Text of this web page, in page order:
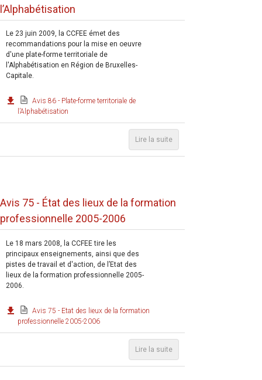
l’Alphabétisation
Le 23 juin 2009, la CCFEE émet des
recommandations pour la mise en oeuvre
d'une plate-forme territoriale de
l'Alphabétisation en Région de Bruxelles-
Capitale.
Avis 86 - Plate-forme territoriale de
l’Alphabétisation
Lire la suite
Avis 75 - État des lieux de la formation
professionnelle 2005-2006
Le 18 mars 2008, la CCFEE tire les
principaux enseignements, ainsi que des
pistes de travail et d'action, de l’Etat des
lieux de la formation professionnelle 2005-
2006.
Avis 75 - Etat des lieux de la formation
professionnelle 2005-2006
Lire la suite